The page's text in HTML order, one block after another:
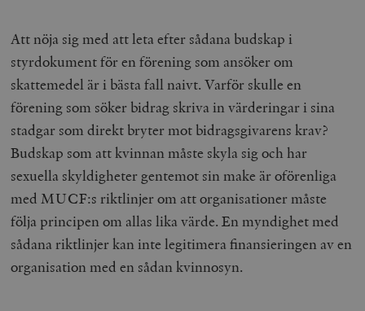
Att nöja sig med att leta efter sådana budskap i
styrdokument för en förening som ansöker om
skattemedel är i bästa fall naivt. Varför skulle en
förening som söker bidrag skriva in värderingar i sina
stadgar som direkt bryter mot bidragsgivarens krav?
Budskap som att kvinnan måste skyla sig och har
sexuella skyldigheter gentemot sin make är oförenliga
med MUCF:s riktlinjer om att organisationer måste
följa principen om allas lika värde. En myndighet med
sådana riktlinjer kan inte legitimera finansieringen av en
organisation med en sådan kvinnosyn.